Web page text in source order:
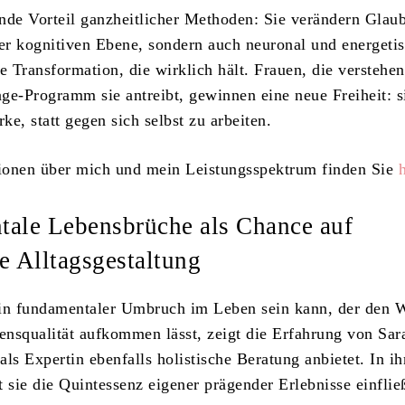
Vorteil ganzheitlicher Methoden: Sie verändern
kognitiven Ebene, sondern auch neuronal und
Transformation, die wirklich hält. Frauen, die
Programm sie antreibt, gewinnen eine neue Freiheit:
statt gegen sich selbst zu arbeiten.
über mich und mein Leistungsspektrum finden Sie
Lebensbrüche als Chance auf
Alltagsgestaltung
fundamentaler Umbruch im Leben sein kann, der den
aufkommen lässt, zeigt die Erfahrung von
Expertin ebenfalls holistische Beratung anbietet. In
sie die Quintessenz eigener prägender Erlebnisse